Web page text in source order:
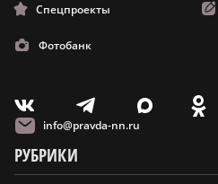
Спецпроекты
Фотобанк
V T X O
info@pravda-nn.ru
РУБРИКИ